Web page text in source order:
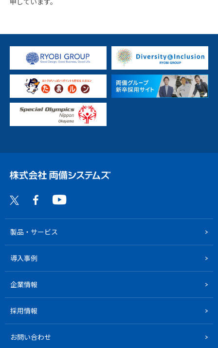
製品・サービス
導入事例
企業情報
採用情報
お問い合わせ